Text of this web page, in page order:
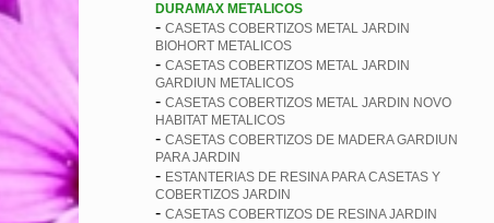
DURAMAX METALICOS
- CASETAS COBERTIZOS METAL JARDIN
BIOHORT METALICOS
- CASETAS COBERTIZOS METAL JARDIN
GARDIUN METALICOS
- CASETAS COBERTIZOS METAL JARDIN NOVO
HABITAT METALICOS
- CASETAS COBERTIZOS DE MADERA GARDIUN
PARA JARDIN
- ESTANTERIAS DE RESINA PARA CASETAS Y
COBERTIZOS JARDIN
- CASETAS COBERTIZOS DE RESINA JARDIN